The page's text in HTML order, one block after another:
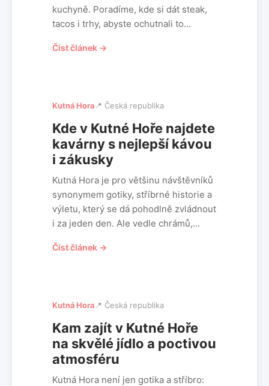
kuchyně. Poradíme, kde si dát steak,
tacos i trhy, abyste ochutnali to...
Číst článek →
Kutná Hora📍 Česká republika
Kde v Kutné Hoře najdete
kavárny s nejlepší kávou
i zákusky
Kutná Hora je pro většinu návštěvníků
synonymem gotiky, stříbrné historie a
výletu, který se dá pohodlně zvládnout
i za jeden den. Ale vedle chrámů,...
Číst článek →
Kutná Hora📍 Česká republika
Kam zajít v Kutné Hoře
na skvělé jídlo a poctivou
atmosféru
Kutná Hora není jen gotika a stříbro: